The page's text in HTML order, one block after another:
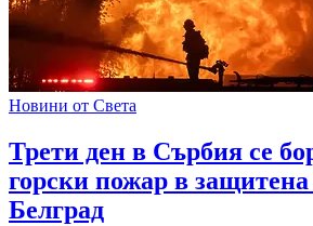
Новини от Света
Трети ден в Сърбия се
горски пожар в защитена
Белград